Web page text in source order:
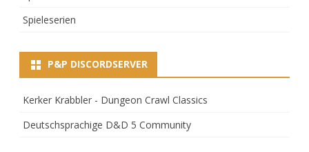
Spieleserien
P&P DISCORDSERVER
Kerker Krabbler - Dungeon Crawl Classics
Deutschsprachige D&D 5 Community